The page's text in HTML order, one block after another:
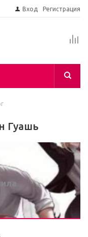
Вход Регистрация
Гуашь